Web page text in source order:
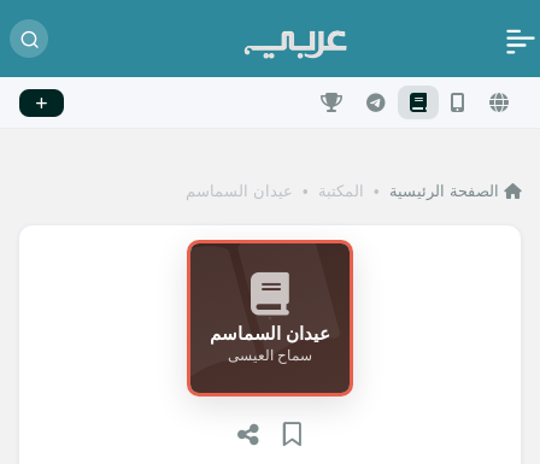
الصفحة الرئيسية • المكتبة • عيدان السماسم
عيدان السماسم
سماح العيسى